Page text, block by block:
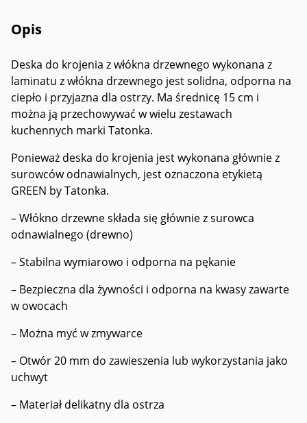
Opis
Deska do krojenia z włókna drzewnego wykonana z
laminatu z włókna drzewnego jest solidna, odporna na
ciepło i przyjazna dla ostrzy. Ma średnicę 15 cm i
można ją przechowywać w wielu zestawach
kuchennych marki Tatonka.
Ponieważ deska do krojenia jest wykonana głównie z
surowców odnawialnych, jest oznaczona etykietą
GREEN by Tatonka.
– Włókno drzewne składa się głównie z surowca
odnawialnego (drewno)
– Stabilna wymiarowo i odporna na pękanie
– Bezpieczna dla żywności i odporna na kwasy zawarte
w owocach
– Można myć w zmywarce
– Otwór 20 mm do zawieszenia lub wykorzystania jako
uchwyt
– Materiał delikatny dla ostrza